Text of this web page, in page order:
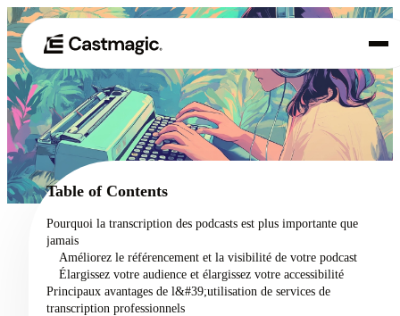
01 Produit
02 Cas d'utilisation
Tarification
À propos de nous
Table of Contents
Pourquoi la transcription des podcasts est plus importante que
jamais
Améliorez le référencement et la visibilité de votre podcast
Élargissez votre audience et élargissez votre accessibilité
Principaux avantages de l&#39;utilisation de services de
transcription professionnels